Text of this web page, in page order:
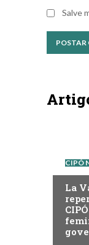
Salve
CIPÓ
La